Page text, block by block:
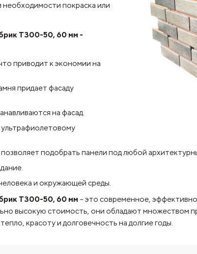
покраска или
T300-50, 60 мм -
приводит к экономии на
придает фасаду
на фасад.
подобрать панели под любой
и окружающей среды.
T300-50, 60 мм – это современное,
высокую стоимость, они обладают множеством
красоту и долговечность на долгие годы.